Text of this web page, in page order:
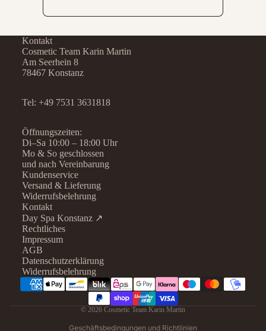
Kontakt
Cosmetic Team Karin Martin
Am Seerhein 8
78467 Konstanz
Tel: +49 7531 3631818
Öffnungszeiten:
Di–Sa 10:00 – 18:00 Uhr
Mo & So geschlossen
und nach Vereinbarung
Kundenservice
Versand & Lieferung
Widerrufsbelehrung
Kontakt
Day Spa Konstanz ↗
Rechtliches
Impressum
AGB
Datenschutzerklärung
Widerrufsbelehrung
© 2026 Cosmetic Team Karin Martin
Geschäftsbedingungen und Richtlinien
Datenschutzerklärung
Widerrufsrecht
AGB
Kontaktinformationen